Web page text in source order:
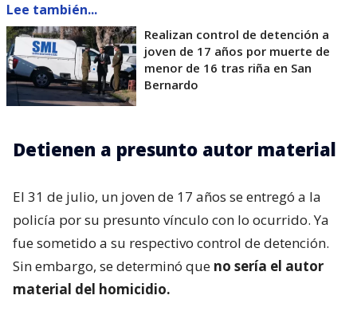
Lee también...
Realizan control de detención a
joven de 17 años por muerte de
menor de 16 tras riña en San
Bernardo
Detienen a presunto autor material
El 31 de julio, un joven de 17 años se entregó a la
policía por su presunto vínculo con lo ocurrido. Ya
fue sometido a su respectivo control de detención.
Sin embargo, se determinó que no sería el autor
material del homicidio.